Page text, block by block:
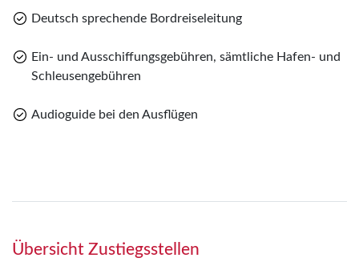
Deutsch sprechende Bordreiseleitung
Ein- und Ausschiffungsgebühren, sämtliche Hafen- und
Schleusengebühren
Audioguide bei den Ausflügen
Übersicht Zustiegsstellen